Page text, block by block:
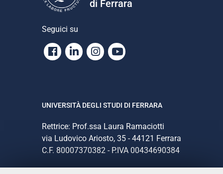
di Ferrara
Seguici su
Facebook
LinkedinInstagram
Youtube
UNIVERSITÀ DEGLI STUDI DI FERRARA
Rettrice: Prof.ssa Laura Ramaciotti
via Ludovico Ariosto, 35 - 44121 Ferrara
C.F. 80007370382 - P.IVA 00434690384